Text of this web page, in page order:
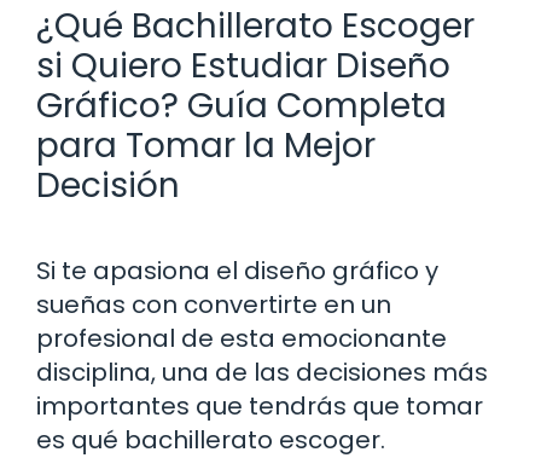
¿Qué Bachillerato Escoger
si Quiero Estudiar Diseño
Gráfico? Guía Completa
para Tomar la Mejor
Decisión
Si te apasiona el diseño gráfico y
sueñas con convertirte en un
profesional de esta emocionante
disciplina, una de las decisiones más
importantes que tendrás que tomar
es qué bachillerato escoger.